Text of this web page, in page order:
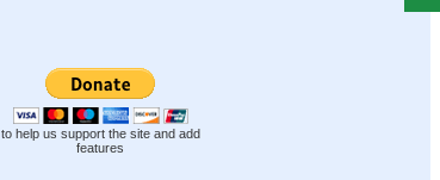
to help us support the site and add
features